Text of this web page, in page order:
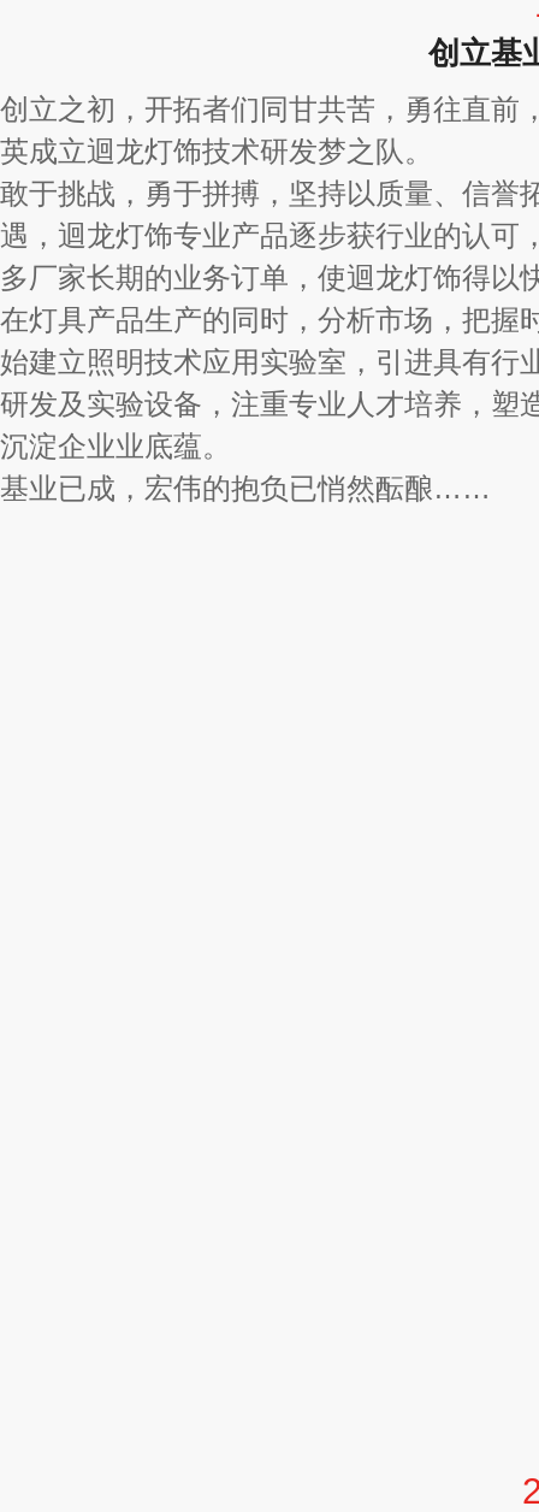
创立基
创立之初，开拓者们同甘共苦，勇往直前
英成立迴龙灯饰技术研发梦之队。
敢于挑战，勇于拼搏，坚持以质量、信誉
遇，迴龙灯饰专业产品逐步获行业的认可
多厂家长期的业务订单，使迴龙灯饰得以
在灯具产品生产的同时，分析市场，把握
始建立照明技术应用实验室，引进具有行
研发及实验设备，注重专业人才培养，塑
沉淀企业业底蕴。
基业已成，宏伟的抱负已悄然酝酿……